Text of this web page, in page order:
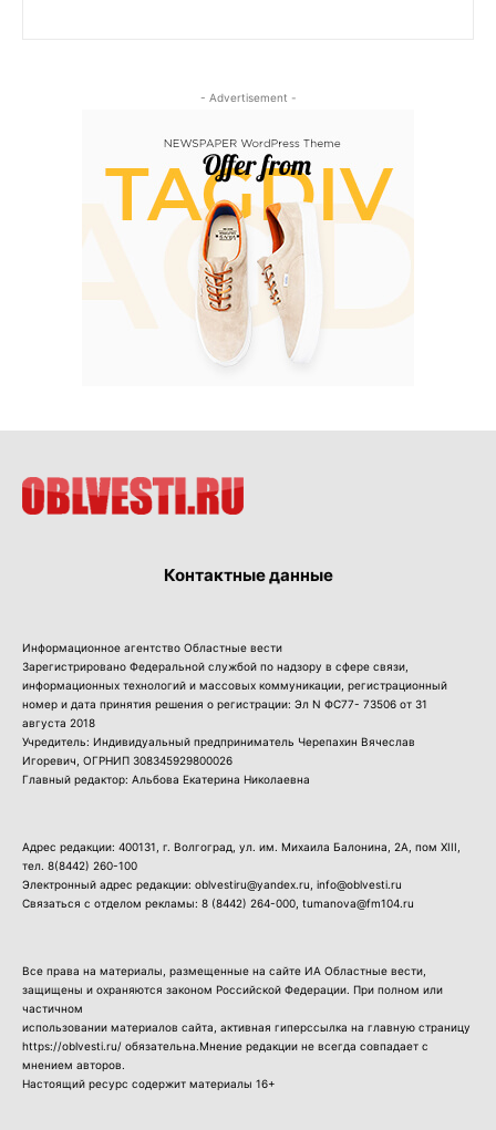
- Advertisement -
Контактные данные
Информационное агентство Областные вести
Зарегистрировано Федеральной службой по надзору в сфере связи,
информационных технологий и массовых коммуникации, регистрационный
номер и дата принятия решения о регистрации: Эл N ФС77- 73506 от 31
августа 2018
Учредитель: Индивидуальный предприниматель Черепахин Вячеслав
Игоревич, ОГРНИП 308345929800026
Главный редактор: Альбова Екатерина Николаевна
Адрес редакции: 400131, г. Волгоград, ул. им. Михаила Балонина, 2А, пом XIII,
тел. 8(8442) 260-100
Электронный адрес редакции: oblvestiru@yandex.ru, info@oblvesti.ru
Связаться с отделом рекламы: 8 (8442) 264-000 , tumanova@fm104.ru
Все права на материалы, размещенные на сайте ИА Областные вести,
защищены и охраняются законом Российской Федерации. При полном или
частичном
использовании материалов сайта, активная гиперссылка на главную страницу
https://oblvesti.ru/ обязательна.Мнение редакции не всегда совпадает с
мнением авторов.
Настоящий ресурс содержит материалы 16+